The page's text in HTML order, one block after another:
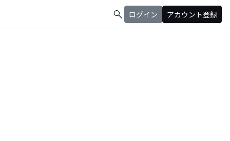
search ログイン アカウント登録